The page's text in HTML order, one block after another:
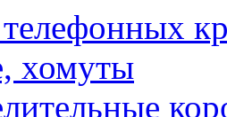
хомуты